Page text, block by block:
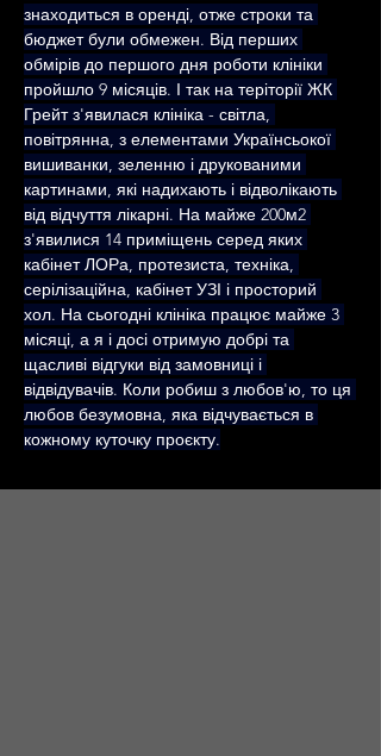
знаходиться в оренді, отже строки та
бюджет були обмежен. Від перших
обмірів до першого дня роботи клініки
пройшло 9 місяців. І так на теріторії ЖК
Грейт з'явилася клініка - світла,
повітрянна, з елементами Українсьокої
вишиванки, зеленню і друкованими
картинами, які надихають і відволікають
від відчуття лікарні. На майже 200м2
з'явилися 14 приміщень серед яких
кабінет ЛОРа, протезиста, техніка,
серілізаційна, кабінет УЗІ і просторий
хол. На сьогодні клініка працює майже 3
місяці, а я і досі отримую добрі та
щасливі відгуки від замовниці і
відвідувачів. Коли робиш з любов'ю, то ця
любов безумовна, яка відчувається в
кожному куточку проєкту.